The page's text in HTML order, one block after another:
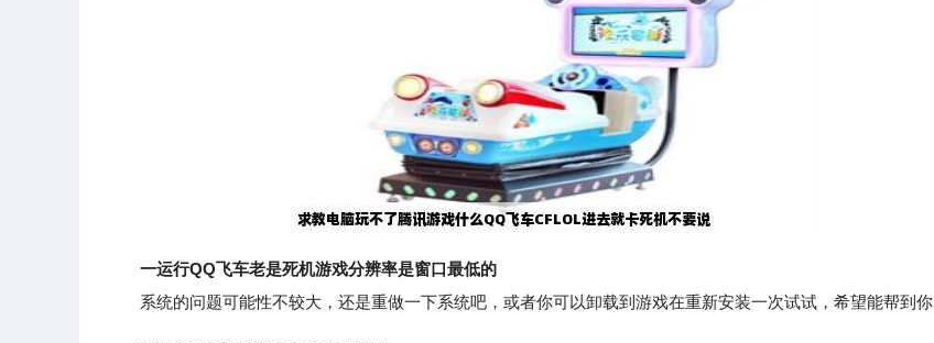
一运行QQ飞车老是死机游戏分辨率是窗口最低的
系统的问题可能性不较大，还是重做一下系统吧，或者你可以卸载到游戏在重新安装一次试试，希望能帮到你